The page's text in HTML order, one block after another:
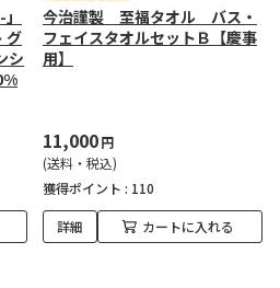
グ
シ
今治謹製 至福タオル バス・
フェイスタオルセットＢ【慶事
用】
11,000円
(送料・税込)
獲得ポイント : 110
詳細 カートに入れる